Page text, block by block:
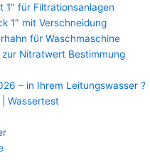
1″ für Filtrationsanlagen
1″ mit Verschneidung
für Waschmaschine
Nitratwert Bestimmung
– in Ihrem Leitungswasser ?
Wassertest